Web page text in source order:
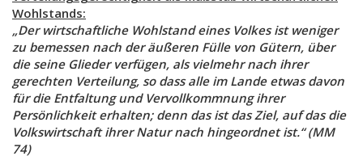
Wohlstands:
„Der wirtschaftliche Wohlstand eines Volkes ist weniger
zu bemessen nach der äußeren Fülle von Gütern, über
die seine Glieder verfügen, als vielmehr nach ihrer
gerechten Verteilung, so dass alle im Lande etwas davon
für die Entfaltung und Vervollkommnung ihrer
Persönlichkeit erhalten; denn das ist das Ziel, auf das die
Volkswirtschaft ihrer Natur nach hingeordnet ist.“ (MM
74)